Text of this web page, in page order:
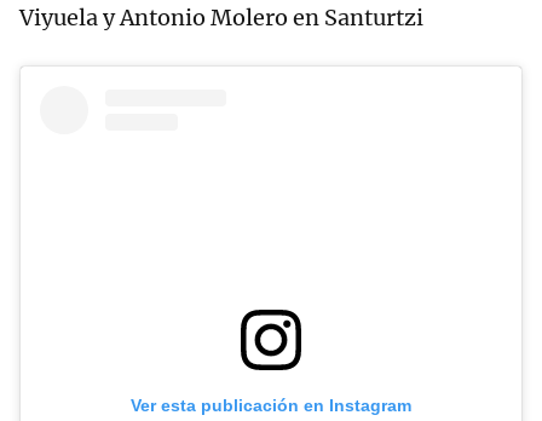
Viyuela y Antonio Molero en Santurtzi
Ver esta publicación en Instagram